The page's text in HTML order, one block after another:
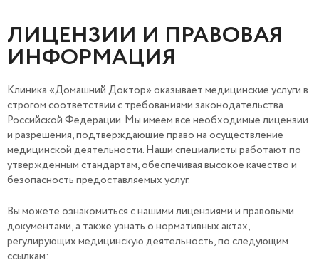
ЛИЦЕНЗИИ И ПРАВОВАЯ
ИНФОРМАЦИЯ
Клиника «Домашний Доктор» оказывает медицинские услуги в
строгом соответствии с требованиями законодательства
Российской Федерации. Мы имеем все необходимые лицензии
и разрешения, подтверждающие право на осуществление
медицинской деятельности. Наши специалисты работают по
утвержденным стандартам, обеспечивая высокое качество и
безопасность предоставляемых услуг.
Вы можете ознакомиться с нашими лицензиями и правовыми
документами, а также узнать о нормативных актах,
регулирующих медицинскую деятельность, по следующим
ссылкам: